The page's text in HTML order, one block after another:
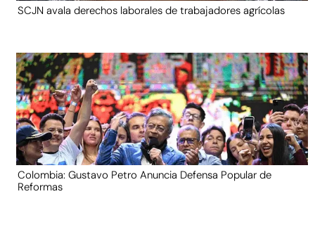
SCJN avala derechos laborales de trabajadores agrícolas
Colombia: Gustavo Petro Anuncia Defensa Popular de
Reformas